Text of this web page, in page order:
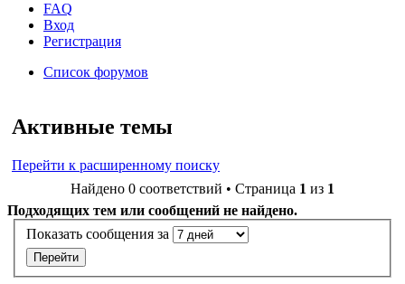
FAQ
Вход
Регистрация
Список форумов
Активные темы
Перейти к расширенному поиску
Найдено 0 соответствий • Страница 1 из 1
Подходящих тем или сообщений не найдено.
Показать сообщения за